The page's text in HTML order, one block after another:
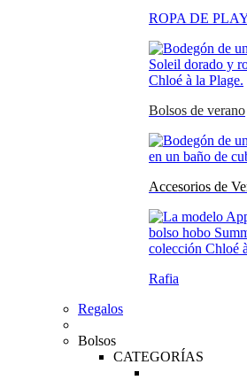
ROPA DE
Bolsos de verano
Accesorios de
Rafia
Regalos
Bolsos
CATEGORÍAS